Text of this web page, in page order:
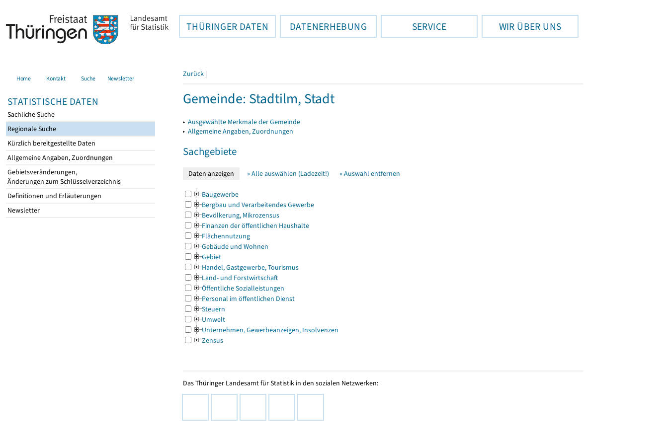
THÜRINGER DATEN DATENERHEBUNG SERVICE WIR ÜBER UNS
Home Kontakt Suche Newsletter
STATISTISCHE DATEN
Sachliche Suche
Regionale Suche
Kürzlich bereitgestellte Daten
Allgemeine Angaben, Zuordnungen
Gebietsveränderungen,
Änderungen zum Schlüsselverzeichnis
Definitionen und Erläuterungen
Newsletter
Zurück |
Gemeinde: Stadtilm, Stadt
▸ Ausgewählte Merkmale der Gemeinde
▸ Allgemeine Angaben, Zuordnungen
Sachgebiete
» Alle auswählen (Ladezeit!) » Auswahl entfernen
Baugewerbe
Bergbau und Verarbeitendes Gewerbe
Bevölkerung, Mikrozensus
Finanzen der öffentlichen Haushalte
Flächennutzung
Gebäude und Wohnen
Gebiet
Handel, Gastgewerbe, Tourismus
Land- und Forstwirtschaft
Öffentliche Sozialleistungen
Personal im öffentlichen Dienst
Steuern
Umwelt
Unternehmen, Gewerbeanzeigen, Insolvenzen
Zensus
Das Thüringer Landesamt für Statistik in den sozialen Netzwerken: